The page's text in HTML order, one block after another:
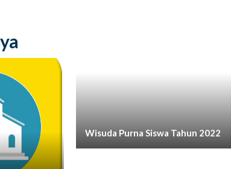
Wisuda Purna Siswa Tahun 2022